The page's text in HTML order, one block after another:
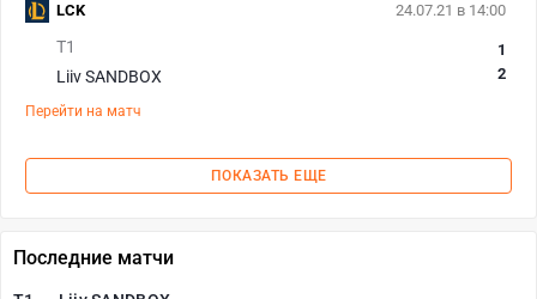
24.07.21 в 14:00
T1
Liiv SANDBOX
1
2
Перейти на матч
LCK
ПОКАЗАТЬ ЕЩЕ
Последние матчи